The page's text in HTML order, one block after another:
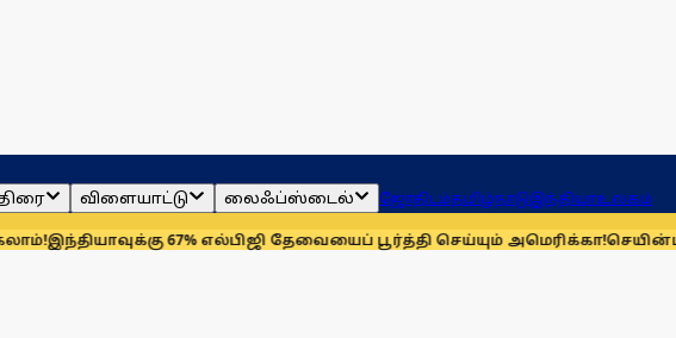
விளையாட்டு லைஃப்ஸ்டைல் ஜோதிடம்தமிழ்நாடுஇந்தியாஉலகம்
67% எல்பிஜி தேவையைப் பூர்த்தி செய்யும் அமெரிக்கா!செயின்ட் லூயிஸ்